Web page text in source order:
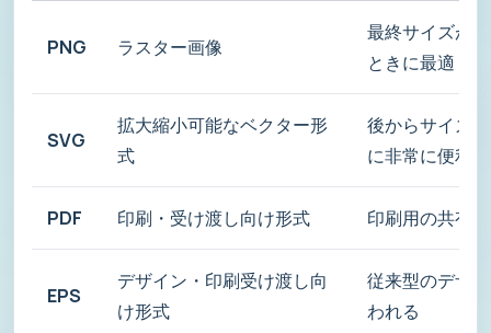
PNG ラスター画像
最終サイズが
ときに最適
SVG
拡大縮小可能なベクター形
式
後からサイズ
に非常に便利
PDF 印刷・受け渡し向け形式 印刷用の共有
EPS
デザイン・印刷受け渡し向
け形式
従来型のデザ
われる